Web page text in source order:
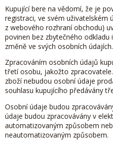
Kupující bere na vědomí, že je
registraci, ve svém uživatelském
z webového rozhraní obchodu)
povinen bez zbytečného
změně ve svých osobních údajích.
Zpracováním osobních údajů
třetí osobu, jakožto
zboží nebudou osobní údaje
souhlasu kupujícího předávány
Osobní údaje budou
údaje budou zpracovávány v
automatizovaným způsobem
neautomatizovaným způsobem.